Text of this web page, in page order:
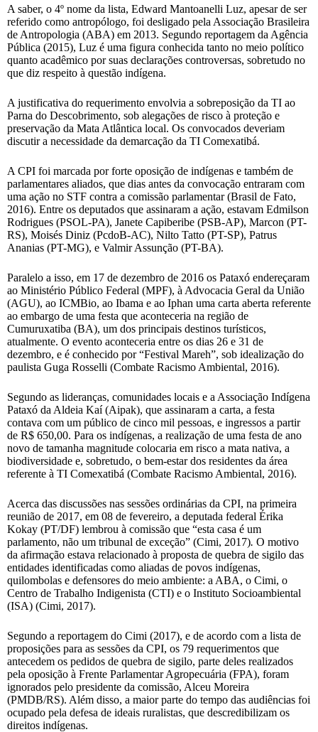
A saber, o 4º nome da lista, Edward Mantoanelli Luz, apesar de ser
referido como antropólogo, foi desligado pela Associação Brasileira
de Antropologia (ABA) em 2013. Segundo reportagem da Agência
Pública (2015), Luz é uma figura conhecida tanto no meio político
quanto acadêmico por suas declarações controversas, sobretudo no
que diz respeito à questão indígena.
A justificativa do requerimento envolvia a sobreposição da TI ao
Parna do Descobrimento, sob alegações de risco à proteção e
preservação da Mata Atlântica local. Os convocados deveriam
discutir a necessidade da demarcação da TI Comexatibá.
A CPI foi marcada por forte oposição de indígenas e também de
parlamentares aliados, que dias antes da convocação entraram com
uma ação no STF contra a comissão parlamentar (Brasil de Fato,
2016). Entre os deputados que assinaram a ação, estavam Edmilson
Rodrigues (PSOL-PA), Janete Capiberibe (PSB-AP), Marcon (PT-
RS), Moisés Diniz (PcdoB-AC), Nilto Tatto (PT-SP), Patrus
Ananias (PT-MG), e Valmir Assunção (PT-BA).
Paralelo a isso, em 17 de dezembro de 2016 os Pataxó endereçaram
ao Ministério Público Federal (MPF), à Advocacia Geral da União
(AGU), ao ICMBio, ao Ibama e ao Iphan uma carta aberta referente
ao embargo de uma festa que aconteceria na região de
Cumuruxatiba (BA), um dos principais destinos turísticos,
atualmente. O evento aconteceria entre os dias 26 e 31 de
dezembro, e é conhecido por “Festival Mareh”, sob idealização do
paulista Guga Rosselli (Combate Racismo Ambiental, 2016).
Segundo as lideranças, comunidades locais e a Associação Indígena
Pataxó da Aldeia Kaí (Aipak), que assinaram a carta, a festa
contava com um público de cinco mil pessoas, e ingressos a partir
de R$ 650,00. Para os indígenas, a realização de uma festa de ano
novo de tamanha magnitude colocaria em risco a mata nativa, a
biodiversidade e, sobretudo, o bem-estar dos residentes da área
referente à TI Comexatibá (Combate Racismo Ambiental, 2016).
Acerca das discussões nas sessões ordinárias da CPI, na primeira
reunião de 2017, em 08 de fevereiro, a deputada federal Érika
Kokay (PT/DF) lembrou à comissão que “esta casa é um
parlamento, não um tribunal de exceção” (Cimi, 2017). O motivo
da afirmação estava relacionado à proposta de quebra de sigilo das
entidades identificadas como aliadas de povos indígenas,
quilombolas e defensores do meio ambiente: a ABA, o Cimi, o
Centro de Trabalho Indigenista (CTI) e o Instituto Socioambiental
(ISA) (Cimi, 2017).
Segundo a reportagem do Cimi (2017), e de acordo com a lista de
proposições para as sessões da CPI, os 79 requerimentos que
antecedem os pedidos de quebra de sigilo, parte deles realizados
pela oposição à Frente Parlamentar Agropecuária (FPA), foram
ignorados pelo presidente da comissão, Alceu Moreira
(PMDB/RS). Além disso, a maior parte do tempo das audiências foi
ocupado pela defesa de ideais ruralistas, que descredibilizam os
direitos indígenas.